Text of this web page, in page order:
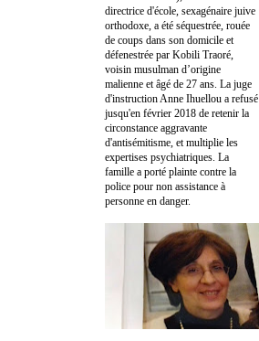
directrice d'école, sexagénaire juive
orthodoxe, a été séquestrée, rouée
de coups dans son domicile et
défenestrée par Kobili Traoré,
voisin musulman d’origine
malienne et âgé de 27 ans. La juge
d'instruction Anne Ihuellou a refusé
jusqu'en février 2018 de retenir la
circonstance aggravante
d'antisémitisme, et multiplie les
expertises psychiatriques. La
famille a porté plainte contre la
police pour non assistance à
personne en danger.